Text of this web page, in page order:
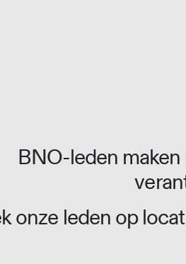
BNO-leden
onze leden op